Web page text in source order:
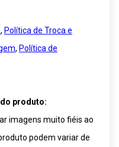
, Política de Troca e
, Política de
produto:
imagens muito fiéis ao
podem variar de